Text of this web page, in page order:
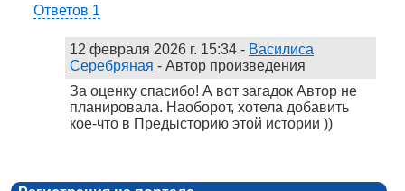
Ответов 1
12 февраля 2026 г. 15:34 - Василиса
Серебряная - Автор произведения
За оценку спасибо! А вот загадок Автор не
планировала. Наоборот, хотела добавить
кое-что в Предысторию этой истории ))